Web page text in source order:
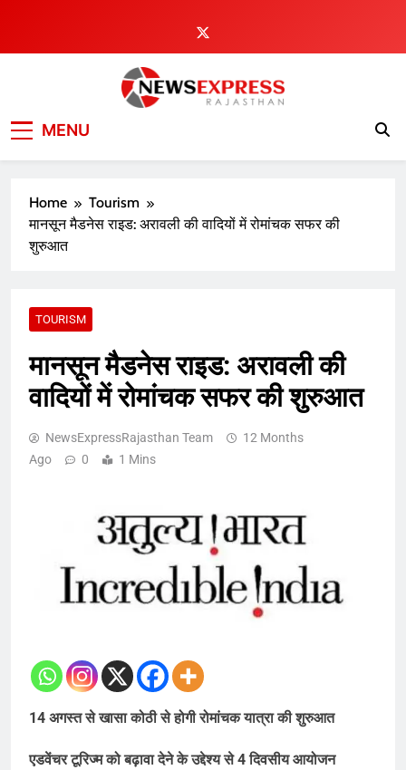
content
MENU
Home
Tourism
मानसून मैडनेस राइड: अरावली की वादियों में रोमांचक सफर की
शुरुआत
TOURISM
मानसून मैडनेस राइड: अरावली की
वादियों में रोमांचक सफर की शुरुआत
NewsExpressRajasthan Team
12 Months
Ago
0 1 Mins
14 अगस्त से खासा कोठी से होगी रोमांचक यात्रा की शुरुआत
एडवेंचर टूरिज्म को बढ़ावा देने के उद्देश्य से 4 दिवसीय आयोजन